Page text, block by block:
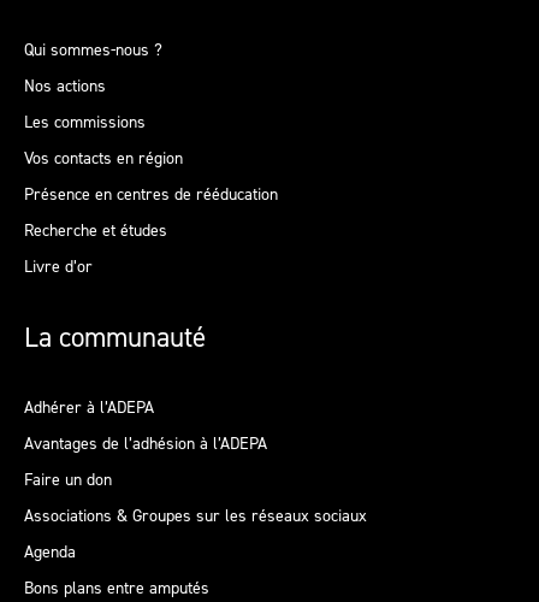
Qui sommes-nous ?
Nos actions
Les commissions
Vos contacts en région
Présence en centres de rééducation
Recherche et études
Livre d’or
La communauté
Adhérer à l’ADEPA
Avantages de l’adhésion à l’ADEPA
Faire un don
Associations & Groupes sur les réseaux sociaux
Agenda
Bons plans entre amputés